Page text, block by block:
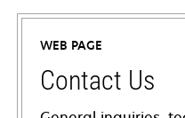
WEB PAGE
Contact Us